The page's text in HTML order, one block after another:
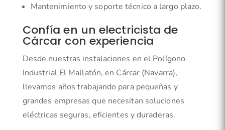
Mantenimiento y soporte técnico a largo plazo.
Confía en un electricista de
Cárcar con experiencia
Desde nuestras instalaciones en el Polígono
Industrial El Mallatón, en Cárcar (Navarra),
llevamos años trabajando para pequeñas y
grandes empresas que necesitan soluciones
eléctricas seguras, eficientes y duraderas.